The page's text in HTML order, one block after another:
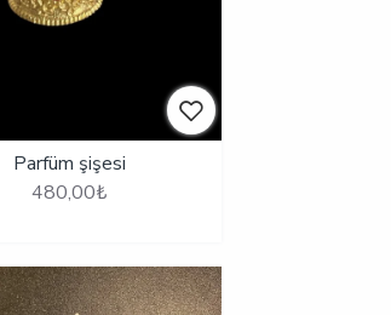
Parfüm şişesi
480,00₺